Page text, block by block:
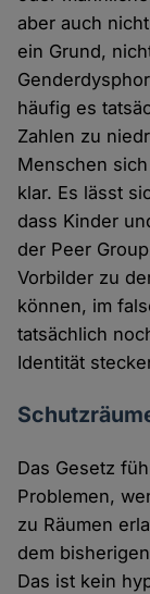
aber auch
ein Grund,
häufig es
Zahlen zu
Menschen
klar. Es lässt
dass Kinder
der Peer
Vorbilder zu
können, im
tatsächlich
Identität
Das Gesetz
Problemen,
zu Räumen
dem
Das ist kein